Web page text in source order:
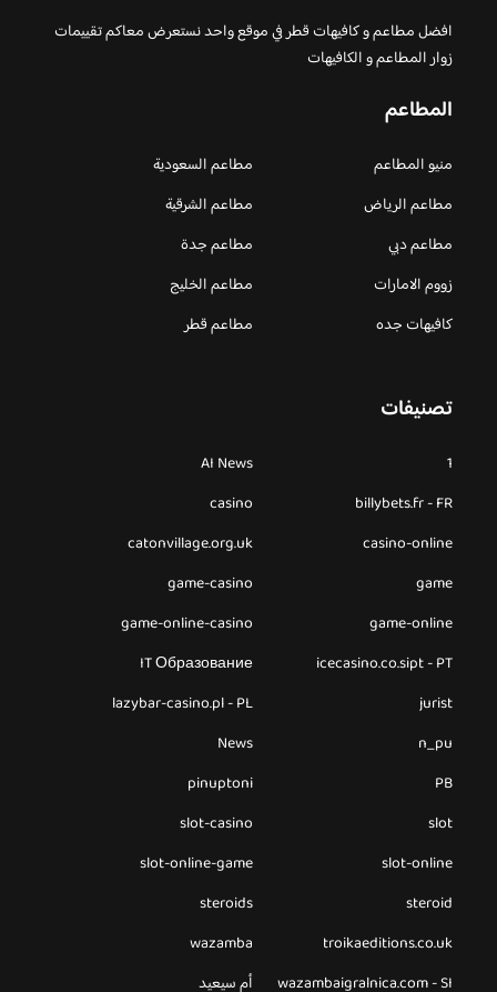
افضل مطاعم و كافيهات قطر في موقع واحد نستعرض معاكم تقييمات
زوار المطاعم و الكافيهات
المطاعم
منيو المطاعم
مطاعم السعودية
مطاعم الرياض
مطاعم الشرقية
مطاعم دبي
مطاعم جدة
زووم الامارات
مطاعم الخليج
كافيهات جده
مطاعم قطر
تصنيفات
1
AI News
billybets.fr - FR
casino
casino-online
catonvillage.org.uk
game
game-casino
game-online
game-online-casino
icecasino.co.sipt - PT
IT Образование
jurist
lazybar-casino.pl - PL
n_pu
News
PB
pinuptoni
slot
slot-casino
slot-online
slot-online-game
steroid
steroids
troikaeditions.co.uk
wazamba
wazambaigralnica.com - SI
أم سيعيد